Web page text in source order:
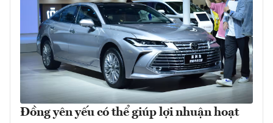
Đồng yên yếu có thể giúp lợi nhuận hoạt